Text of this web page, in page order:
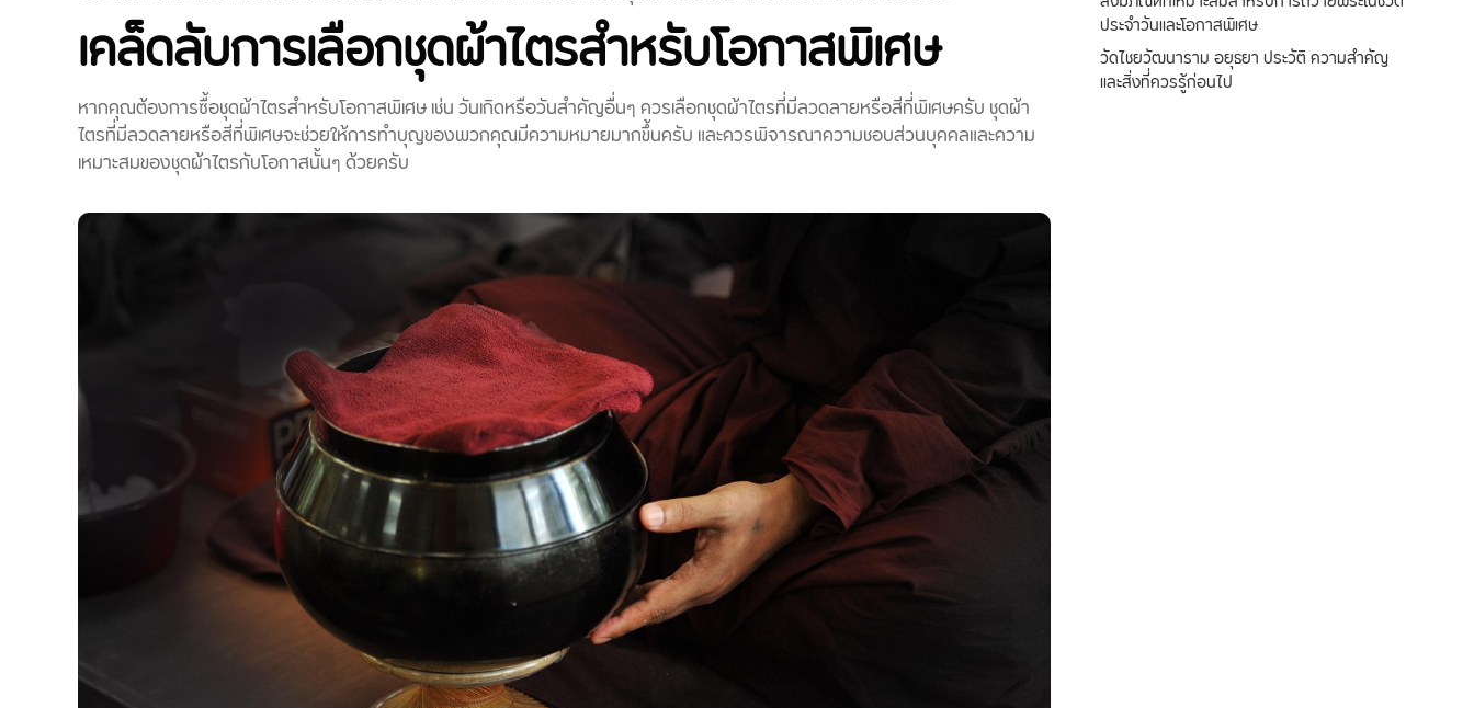
เคล็ดลับการเลือกชุดผ้าไตรสำหรับโอกาสพิเศษ
หากคุณต้องการซื้อชุดผ้าไตรสำหรับโอกาสพิเศษ เช่น วันเกิดหรือวันสำคัญอื่นๆ ควรเลือกชุดผ้าไตรที่มีลวดลายหรือสีที่พิเศษครับ ชุดผ้า
ไตรที่มีลวดลายหรือสีที่พิเศษจะช่วยให้การทำบุญของพวกคุณมีความหมายมากขึ้นครับ และควรพิจารณาความชอบส่วนบุคคลและความ
เหมาะสมของชุดผ้าไตรกับโอกาสนั้นๆ ด้วยครับ
ประจำวันและโอกาสพิเศษ
วัดไชยวัฒนาราม อยุธยา ประวัติ ความสำคัญ
และสิ่งที่ควรรู้ก่อนไป